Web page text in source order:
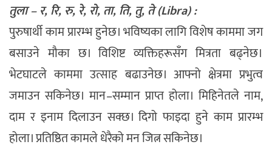
तुला – र, रि, रु, रे, रो, ता, ति, तु, ते (Libra) :
पुरुषार्थी काम प्रारम्भ हुनेछ। भविष्यका लागि विशेष काममा जग
बसाउने मौका छ। विशिष्ट व्यक्तिहरूसँग मित्रता बढ्नेछ।
भेटघाटले काममा उत्साह बढाउनेछ। आफ्नो क्षेत्रमा प्रभुत्व
जमाउन सकिनेछ। मान–सम्मान प्राप्त होला। मिहिनेतले नाम,
दाम र इनाम दिलाउन सक्छ। दिगो फाइदा हुने काम प्रारम्भ
होला। प्रतिष्ठित कामले धेरैको मन जित्न सकिनेछ।